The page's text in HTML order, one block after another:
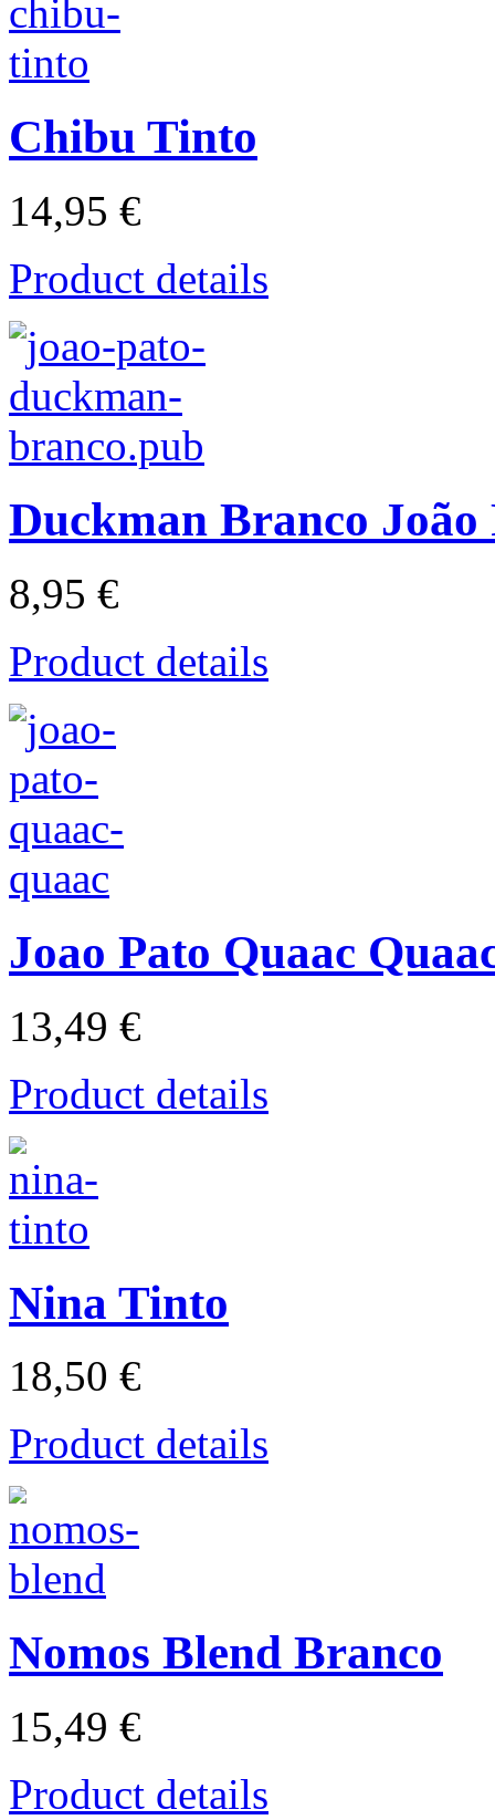
Chibu Tinto
14,95 €
Product details
Duckman Branco João
8,95 €
Product details
Joao Pato Quaac
13,49 €
Product details
Nina Tinto
18,50 €
Product details
Nomos Blend Branco
15,49 €
Product details